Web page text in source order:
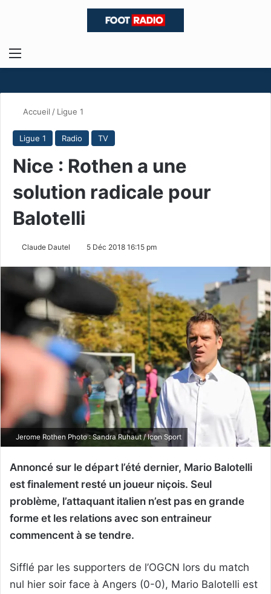
Menu
Accueil / Ligue 1
Ligue 1 Radio TV
Nice : Rothen a une
solution radicale pour
Balotelli
Claude Dautel 5 Déc 2018 16:15 pm
Jerome Rothen Photo : Sandra Ruhaut / Icon Sport
Annoncé sur le départ l’été dernier, Mario Balotelli
est finalement resté un joueur niçois. Seul
problème, l’attaquant italien n’est pas en grande
forme et les relations avec son entraineur
commencent à se tendre.
Sifflé par les supporters de l’OGCN lors du match
nul hier soir face à Angers (0-0), Mario Balotelli est